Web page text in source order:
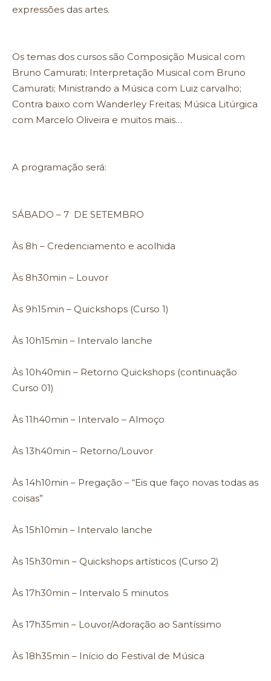
expressões das artes.
Os temas dos cursos são Composição Musical com
Bruno Camurati; Interpretação Musical com Bruno
Camurati; Ministrando a Música com Luiz carvalho;
Contra baixo com Wanderley Freitas; Música Litúrgica
com Marcelo Oliveira e muitos mais…
A programação será:
SÁBADO – 7 DE SETEMBRO
Às 8h – Credenciamento e acolhida
Às 8h30min – Louvor
Às 9h15min – Quickshops (Curso 1)
Às 10h15min – Intervalo lanche
Às 10h40min – Retorno Quickshops (continuação
Curso 01)
Às 11h40min – Intervalo – Almoço
Às 13h40min – Retorno/Louvor
Às 14h10min – Pregação – “Eis que faço novas todas as
coisas”
Às 15h10min – Intervalo lanche
Às 15h30min – Quickshops artísticos (Curso 2)
Às 17h30min – Intervalo 5 minutos
Às 17h35min – Louvor/Adoração ao Santíssimo
Às 18h35min – Início do Festival de Música